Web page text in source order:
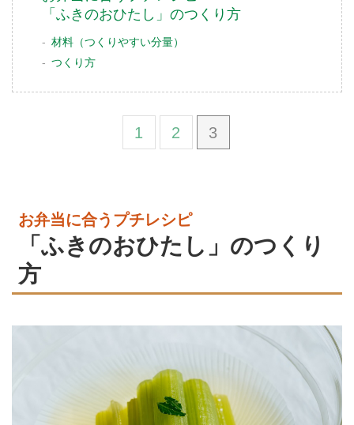
「ふきのおひたし」のつくり方
材料（つくりやすい分量）
つくり方
1 2 3
お弁当に合うプチレシピ
「ふきのおひたし」のつくり
方